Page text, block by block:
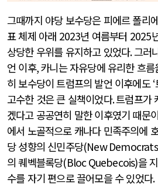
그때까지 야당 보수당은 피에르 폴리
표 체제 아래 2023년 여름부터 2025
상당한 우위를 유지하고 있었다.그러
언 이후,카니는 자유당에 유리한 흐
히 보수당이 트럼프의 발언 이후에도‘
고수한 것은 큰 실책이었다.트럼프가
겠다고 공공연히 말한 이후였기 때문
에서 노골적으로 캐나다 민족주의에
당 성향의 신민주당(New
의 퀘벡블록당(Bloc Quebecois)을
수를 자기 편으로 끌어모을 수 있었다.